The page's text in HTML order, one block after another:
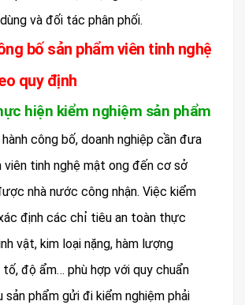
và đối tác phân phối.
bố sản phẩm viên tinh nghệ
quy định
hiện kiểm nghiệm sản phẩm
công bố, doanh nghiệp cần đưa
viên tinh nghệ mật ong đến cơ sở
nhà nước công nhận. Việc kiểm
định các chỉ tiêu an toàn thực
vật, kim loại nặng, hàm lượng
độ ẩm… phù hợp với quy chuẩn
sản phẩm gửi đi kiểm nghiệm phải